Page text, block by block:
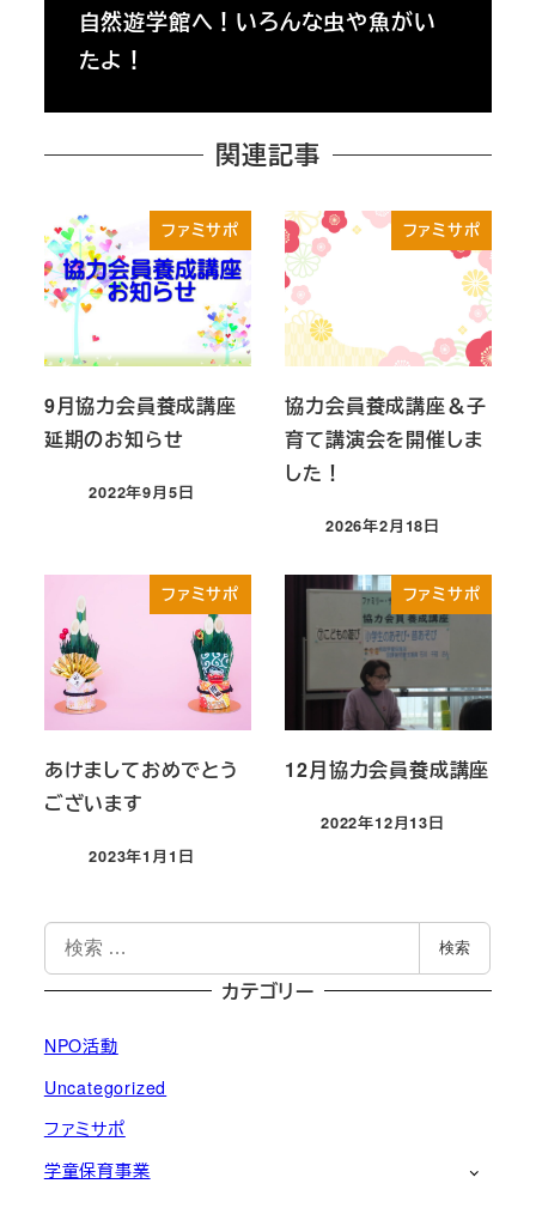
自然遊学館へ！いろんな虫や魚がい
たよ！
関連記事
ファミサポ
9月協力会員養成講座
延期のお知らせ
投稿日
2022年9月5日
ファミサポ
協力会員養成講座＆子
育て講演会を開催しま
した！
投稿日
2026年2月18日
ファミサポ
あけましておめでとう
ございます
投稿日
2023年1月1日
ファミサポ
12月協力会員養成講座
投稿日
2022年12月13日
検
索
検索
カテゴリー
NPO活動
Uncategorized
ファミサポ
学童保育事業